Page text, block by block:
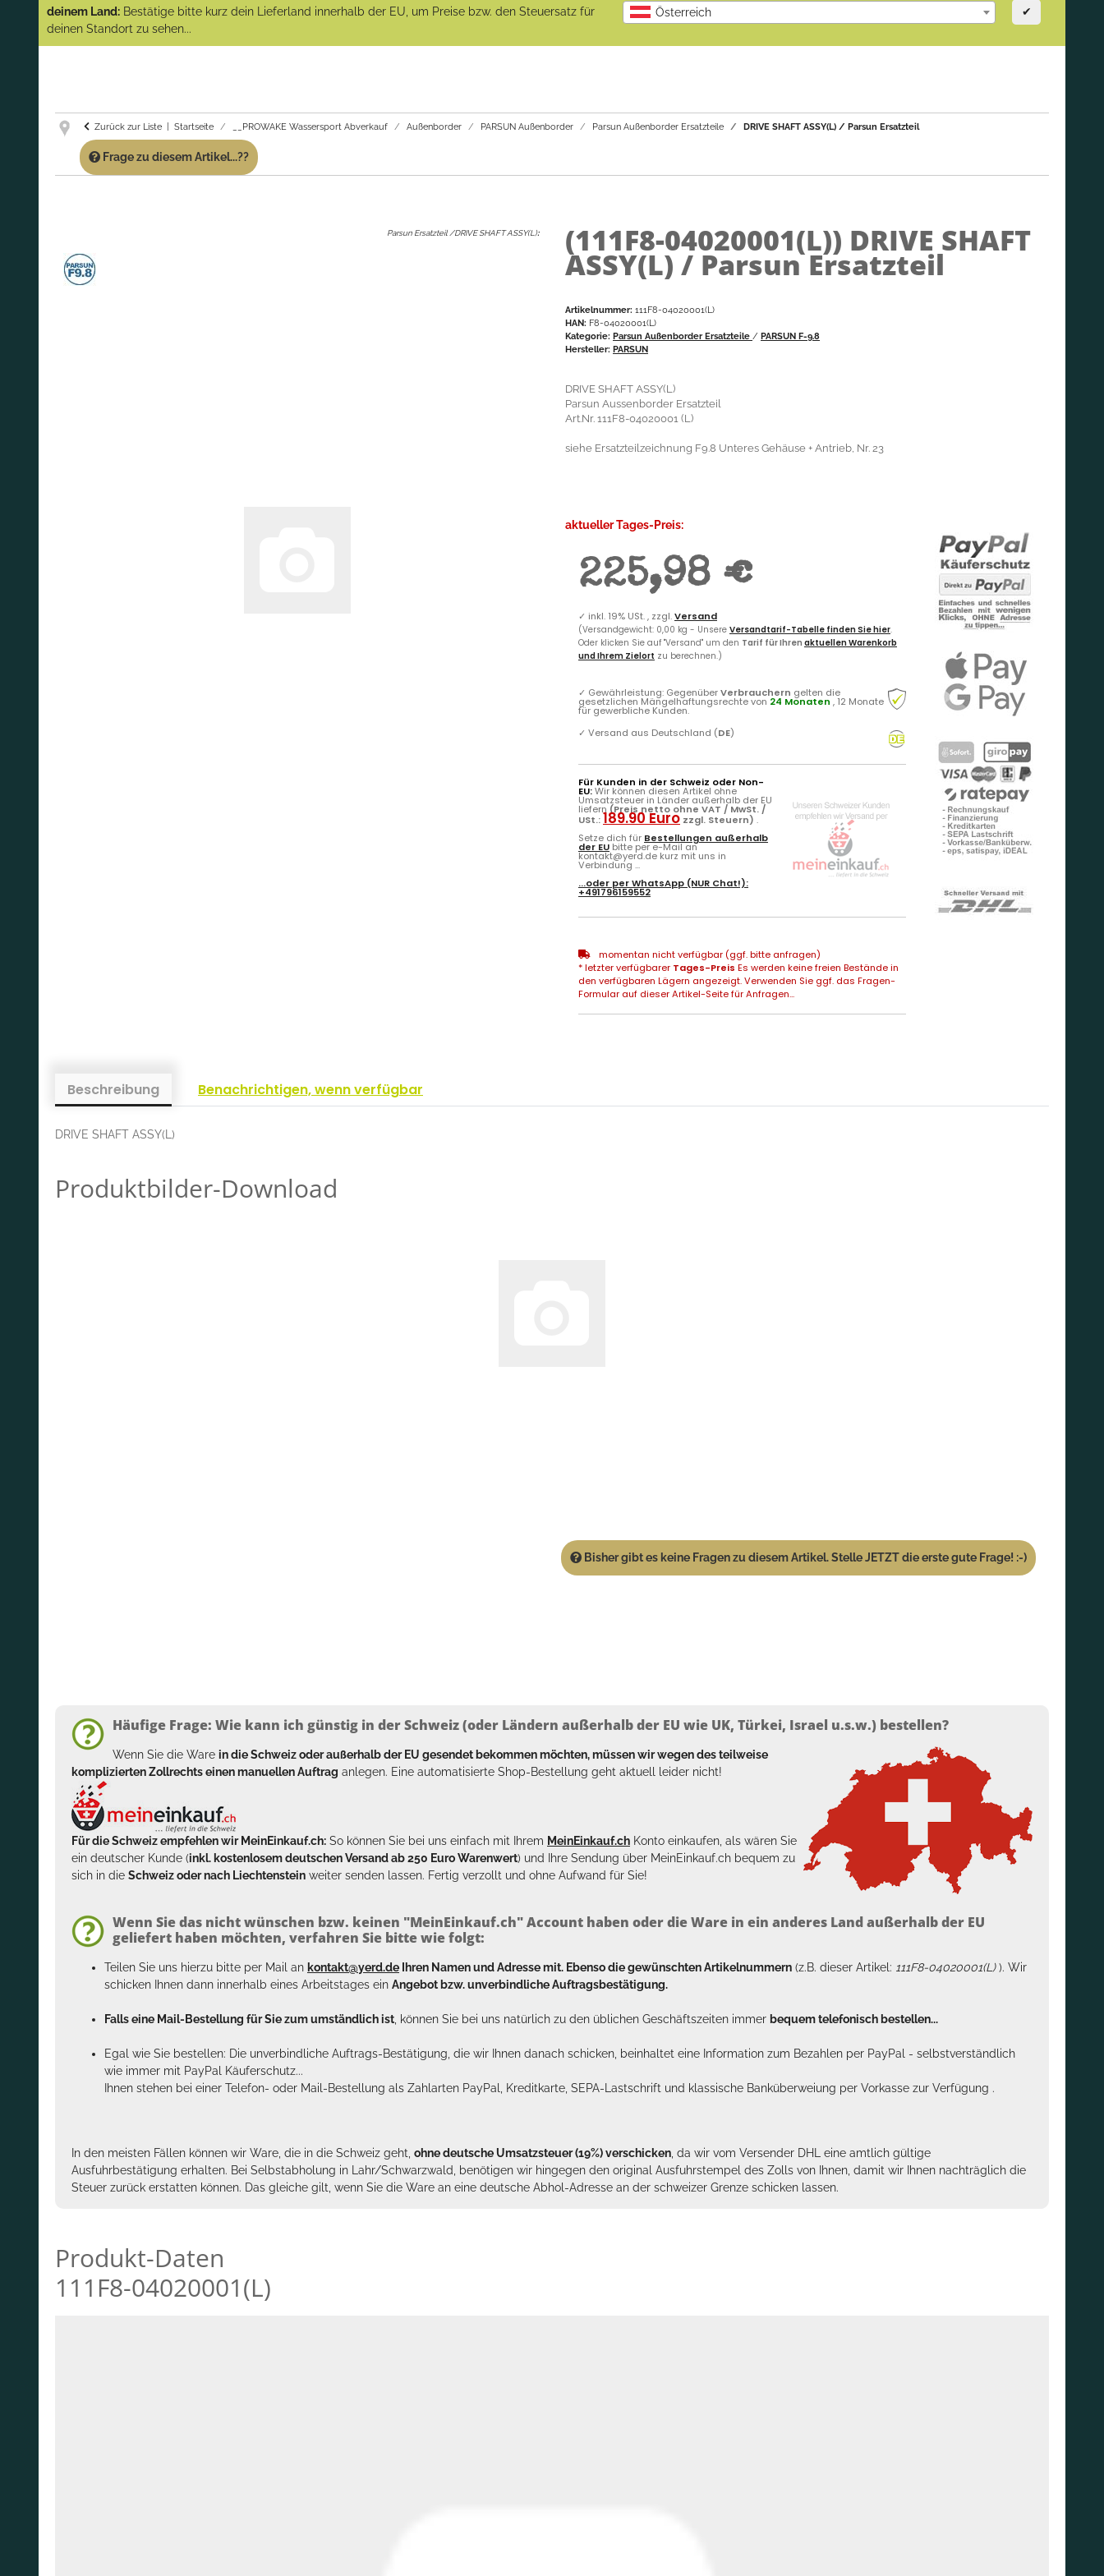
(Abverkauf)!
GARANTIE UND SERVICE:
Artikeln einfach an!
deinem Land: Bestätige bitte kurz dein Lieferland innerhalb der EU, um Preise bzw. den Steuersatz für
deinen Standort zu sehen...
Österreich ✔
Zurück zur Liste Startseite __PROWAKE Wassersport Abverkauf Außenborder PARSUN Außenborder Parsun Außenborder Ersatzteile DRIVE SHAFT ASSY(L) / Parsun Ersatzteil
Frage zu diesem Artikel...??
Parsun Ersatzteil /DRIVE SHAFT ASSY(L): (111F8-04020001(L)) DRIVE SHAFT
ASSY(L) / Parsun Ersatzteil
Artikelnummer: 111F8-04020001(L)
HAN: F8-04020001(L)
Kategorie: Parsun Außenborder Ersatzteile / PARSUN F-9.8
Hersteller: PARSUN
DRIVE SHAFT ASSY(L)
Parsun Aussenborder Ersatzteil
Art.Nr. 111F8-04020001 (L)
siehe Ersatzteilzeichnung F9.8 Unteres Gehäuse + Antrieb, Nr. 23
aktueller Tages-Preis:
225,98 €
✓ inkl. 19% USt. , zzgl.Versand
(Versandgewicht: 0,00 kg - Unsere Versandtarif-Tabelle finden Sie hier.
Oder klicken Sie auf "Versand" um den Tarif für Ihren aktuellen Warenkorb
und Ihrem Zielort zu berechnen.)
✓ Gewährleistung: GegenüberVerbrauchern gelten die
gesetzlichen Mängelhaftungsrechte von 24 Monaten , 12 Monate
für gewerbliche Kunden.
✓ Versand aus Deutschland (DE)
Für Kunden in der Schweiz oder Non-
EU:Wir können diesen Artikel ohne
Umsatzsteuer in Länder außerhalb der EU
liefern (Preis netto ohne VAT / MwSt. /
USt.:189.90 Euro zzgl. Steuern) .
Setze dich für Bestellungen außerhalb
der EU bitte per e-Mail an
kontakt@yerd.de kurz mit uns in
Verbindung ...
...oder perWhatsApp (NUR Chat!):
+491796159552
momentan nicht verfügbar (ggf. bitte anfragen)
* letzter verfügbarer Tages-Preis Es werden keine freien Bestände in
den verfügbaren Lägern angezeigt. Verwenden Sie ggf. das Fragen-
Formular auf dieser Artikel-Seite für Anfragen...
Beschreibung Benachrichtigen, wenn verfügbar
DRIVE SHAFT ASSY(L)
Produktbilder-Download
Bisher gibt es keine Fragen zu diesem Artikel. Stelle JETZT die erste gute Frage! :-)
Häufige Frage: Wie kann ich günstig in der Schweiz (oder Ländern außerhalb der EU wie UK, Türkei, Israel u.s.w.) bestellen?
Wenn Sie die Ware in die Schweiz oder außerhalb der EU gesendet bekommen möchten, müssen wir wegen des teilweise
komplizierten Zollrechts einen manuellen Auftrag anlegen. Eine automatisierte Shop-Bestellung geht aktuell leider nicht!
Für die Schweiz empfehlen wir MeinEinkauf.ch: So können Sie bei uns einfach mit Ihrem MeinEinkauf.ch Konto einkaufen, als wären Sie
ein deutscher Kunde (inkl. kostenlosem deutschen Versand ab 250 Euro Warenwert) und Ihre Sendung über MeinEinkauf.ch bequem zu
sich in die Schweiz oder nach Liechtenstein weiter senden lassen. Fertig verzollt und ohne Aufwand für Sie!
Wenn Sie das nicht wünschen bzw. keinen "MeinEinkauf.ch" Account haben oder die Ware in ein anderes Land außerhalb der EU
geliefert haben möchten, verfahren Sie bitte wie folgt:
Teilen Sie uns hierzu bitte per Mail an kontakt@yerd.de Ihren Namen und Adresse mit. Ebenso die gewünschten Artikelnummern (z.B. dieser Artikel: 111F8-04020001(L)). Wir
schicken Ihnen dann innerhalb eines Arbeitstages ein Angebot bzw. unverbindliche Auftragsbestätigung.
Falls eine Mail-Bestellung für Sie zum umständlich ist , können Sie bei uns natürlich zu den üblichen Geschäftszeiten immer bequem telefonisch bestellen...
Egal wie Sie bestellen: Die unverbindliche Auftrags-Bestätigung, die wir Ihnen danach schicken, beinhaltet eine Information zum Bezahlen per PayPal - selbstverständlich
wie immer mit PayPal Käuferschutz...
Ihnen stehen bei einer Telefon- oder Mail-Bestellung als Zahlarten PayPal, Kreditkarte, SEPA-Lastschrift und klassische Banküberweiung per Vorkasse zur Verfügung .
In den meisten Fällen können wir Ware, die in die Schweiz geht, ohne deutsche Umsatzsteuer (19%) verschicken , da wir vom Versender DHL eine amtlich gültige
Ausfuhrbestätigung erhalten. Bei Selbstabholung in Lahr/Schwarzwald, benötigen wir hingegen den original Ausfuhrstempel des Zolls von Ihnen, damit wir Ihnen nachträglich die
Steuer zurück erstatten können. Das gleiche gilt, wenn Sie die Ware an eine deutsche Abhol-Adresse an der schweizer Grenze schicken lassen.
Produkt-Daten
111F8-04020001(L)